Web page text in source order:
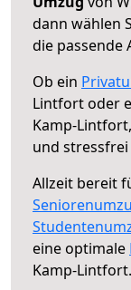
dann wählen
die passende
Ob ein
Lintfort oder
Kamp-Lintfort,
und
Allzeit bereit
eine optimale
Kamp-Lintfort.